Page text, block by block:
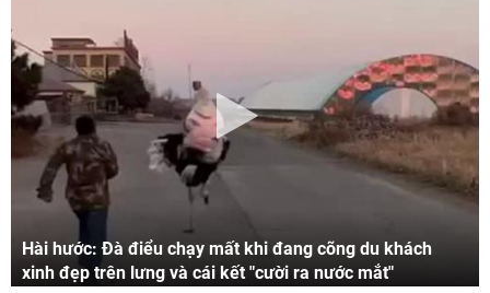
Hài hước: Đà điểu chạy mất khi đang cõng du khách
xinh đẹp trên lưng và cái kết "cười ra nước mắt"